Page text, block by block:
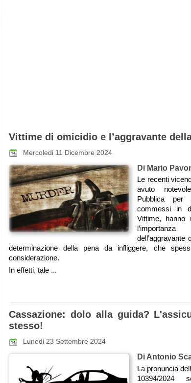
Vittime di omicidio e l’aggravante
Mercoledi 11 Dicembre 2024
Di Mario
Le recenti
avuto
Pubblica per
commessi in
Vittime, hanno
determinazione della pena da infliggere, che
considerazione.
In effetti, tale ...
Cassazione: dolo alla guida?
stesso!
Lunedi 23 Settembre 2024
Di Antonio
La pronuncia
10394/2024